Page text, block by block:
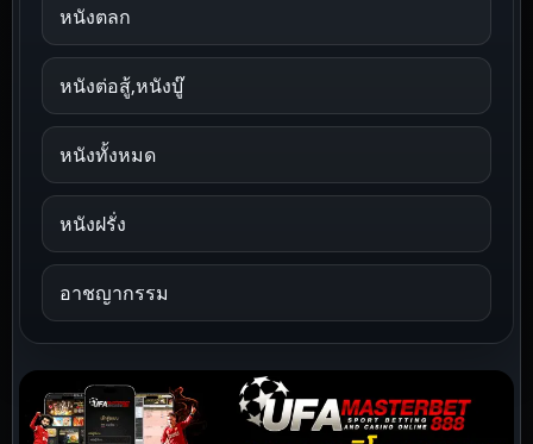
หนังตลก
หนังต่อสู้,หนังบู๊
หนังทั้งหมด
หนังฝรั่ง
อาชญากรรม